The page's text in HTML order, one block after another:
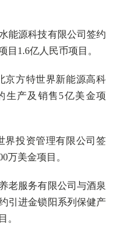
能源科技有限公司签约
目1.6亿人民币项目。
京方特世界新能源高科
生产及销售5亿美金项
界投资管理有限公司签
万美金项目。
老服务有限公司与酒泉
引进金锁阳系列保健产
。